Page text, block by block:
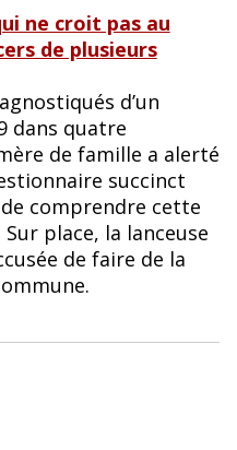
ne croit pas au
de plusieurs
d’un
dans quatre
de famille a alerté
succinct
comprendre cette
place, la lanceuse
de faire de la